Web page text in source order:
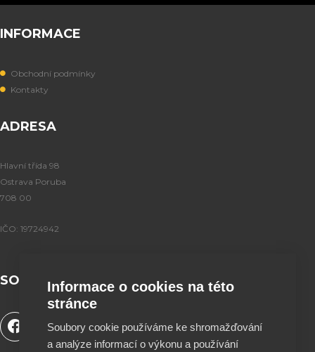
INFORMACE
Obchodní podmínky
Kontakty
ADRESA
Hlavní třída 98
Ostrava Poruba
708 00
IČO: 19724942
SOCIÁLNÍ SÍTĚ
F
a
o
u
i
k
n
s
Informace o cookies na této
stránce
Soubory cookie používáme ke shromažďování
a analýze informací o výkonu a používání